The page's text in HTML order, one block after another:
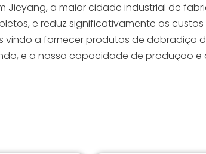
Jieyang, a maior cidade industrial de
e reduz significativamente os
vindo a fornecer produtos de dobradiça
e a nossa capacidade de produção